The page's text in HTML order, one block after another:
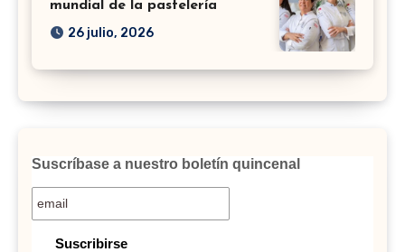
mundial de la pastelería
26 julio, 2026
Suscríbase a nuestro boletín quincenal